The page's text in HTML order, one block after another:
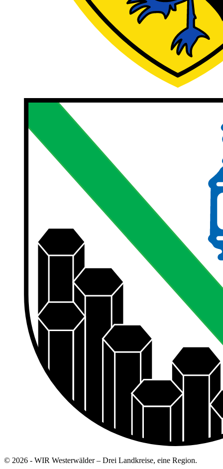
© 2026 - WIR Westerwälder – Drei Landkreise, eine Region.